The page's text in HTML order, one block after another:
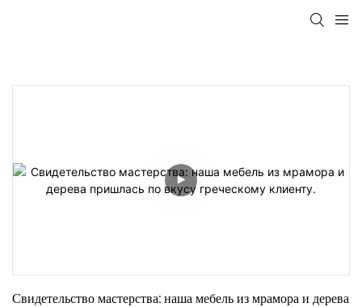
Свидетельство мастерства: наша мебель из мрамора и дерева